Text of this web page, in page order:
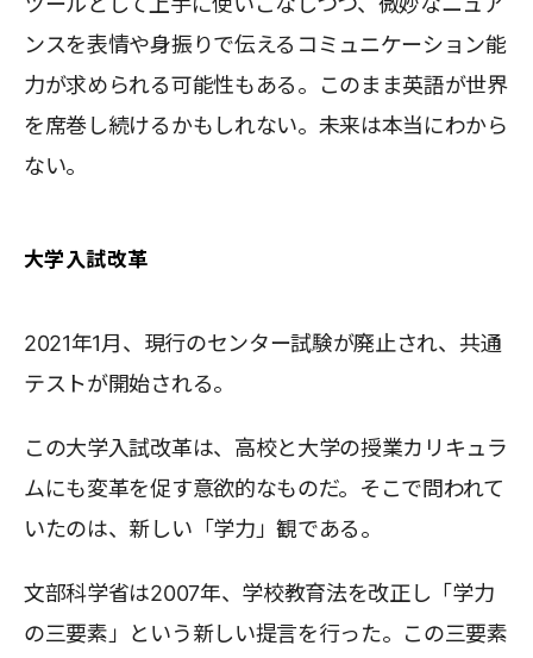
ンスを表情や身振りで伝えるコミュニケーション能
力が求められる可能性もある。このまま英語が世界
を席巻し続けるかもしれない。未来は本当にわから
ない。
大学入試改革
2021年1月、現行のセンター試験が廃止され、共通
テストが開始される。
この大学入試改革は、高校と大学の授業カリキュラ
ムにも変革を促す意欲的なものだ。そこで問われて
いたのは、新しい「学力」観である。
文部科学省は2007年、学校教育法を改正し「学力
の三要素」という新しい提言を行った。この三要素